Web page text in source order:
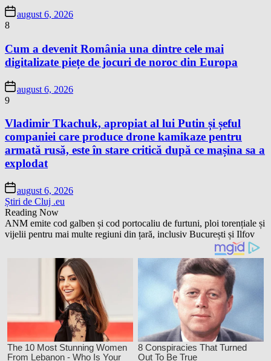
august 6, 2026
8
Cum a devenit România una dintre cele mai
digitalizate piețe de jocuri de noroc din Europa
august 6, 2026
9
Vladimir Tkachuk, apropiat al lui Putin și șeful
companiei care produce drone kamikaze pentru
armată rusă, este în stare critică după ce mașina sa a
explodat
august 6, 2026
Știri de Cluj .eu
Reading Now
ANM emite cod galben și cod portocaliu de furtuni, ploi torențiale și
vijelii pentru mai multe regiuni din țară, inclusiv București și Ilfov